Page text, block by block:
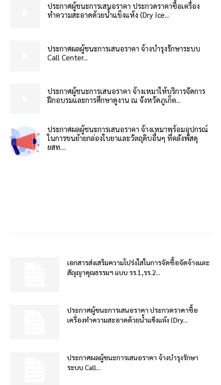
ประกาศผู้ชนะการเสนอราคา ประกวดราคาซื้อเครื่อง
ทำความสะอาดด้วยน้ำแข็งแห้ง (Dry Ice...
ประกาศผลผู้ชนะการเสนอราคา จ้างบำรุงรักษาระบบ
Call Center...
ประกาศผู้ชนะการเสนอราคา จ้างเหมาให้บริการจัดการ
ฝึกอบรมและการศึกษาดูงาน ณ จังหวัดภูเก็ต...
ประกาศผลผู้ชนะการเสนอราคา จ้างเหมาพร้อมอุปกรณ์
ในการขนย้ายกล่องใบยาและวัตถุดิบอื่นๆ ที่คลังพัสดุ
ยสท....
เอกสารส่งเสริมความโปร่งใสในการจัดซื้อจัดจ้างและ
สัญญาคุณธรรมฯ แบบ รร.1,รร.2...
ประกาศผู้ชนะการเสนอราคา ประกวดราคาซื้อ
เครื่องทำความสะอาดด้วยน้ำแข็งแห้ง (Dry...
ประกาศผลผู้ชนะการเสนอราคา จ้างบำรุงรักษา
ระบบ Call...